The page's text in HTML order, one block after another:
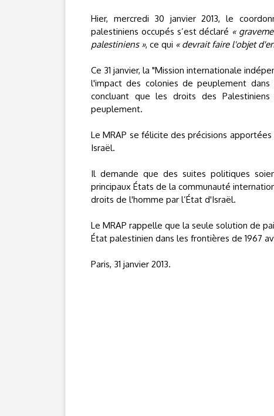
Hier, mercredi 30 janvier 2013, le
palestiniens occupés s’est déclaré «
palestiniens », ce qui « devrait faire l'objet
Ce 31 janvier, la "Mission internationale
l'impact des colonies de peuplement
concluant que les droits des
peuplement.
Le MRAP se félicite des précisions
Israël.
Il demande que des suites politiques
principaux États de la communauté
droits de l'homme par l’État d'Israël.
Le MRAP rappelle que la seule solution de
État palestinien dans les frontières de 1967
Paris, 31 janvier 2013.